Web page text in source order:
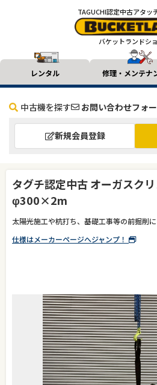
TAGUCHI認定中古アタッ
バケットランドシ
レンタル 修理・メンテナ
中古機を探す お問い合わせフォ
新規会員登録
タグチ認定中古 オーガスク
φ300×2m
太陽光施工や杭打ち、基礎工事等の前掘削に
仕様はメーカーページへジャンプ！